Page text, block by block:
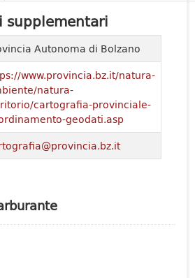
supplementari
Autonoma di Bolzano
www.provincia.bz.it/natura-
natura-
cartografia-provinciale-
geodati.asp